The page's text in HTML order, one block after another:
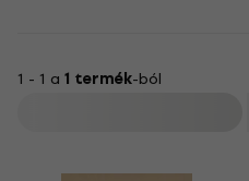
1 - 1 a 1 termék-ból